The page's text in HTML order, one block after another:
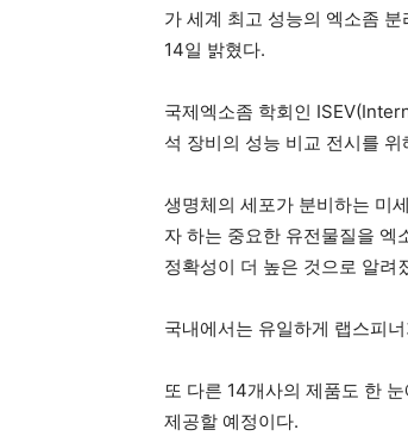
가 세계 최고 성능의 엑소좀
14일 밝혔다.
국제엑소좀 학회인
석 장비의 성능 비교 전시를
생명체의 세포가 분비하는 미
자 하는 중요한 유전물질을 엑
정확성이 더 높은 것으로 알려
국내에서는 유일하게 랩스피
또 다른 14개사의 제품도 한
제공할 예정이다.